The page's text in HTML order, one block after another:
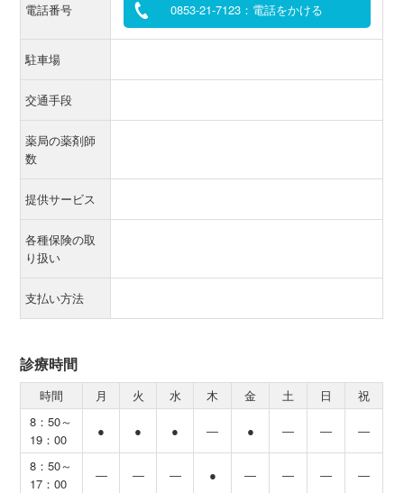
電話番号 0853-21-7123：電話をかける
駐車場
交通手段
薬局の薬剤師
数
提供サービス
各種保険の取
り扱い
支払い方法
診療時間
時間 月 火 水 木 金 土 日
祝
8：50～
19：00
● ● ● ― ● ― ― ―
8：50～
17：00
― ― ― ● ― ― ― ―